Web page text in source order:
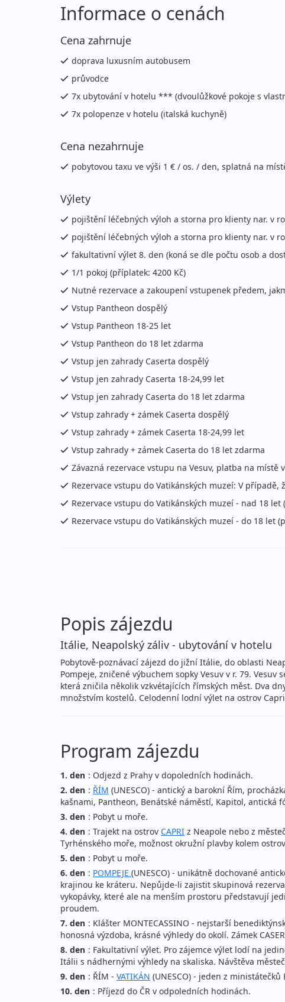
Informace o cenách
Cena zahrnuje
doprava luxusním autobusem
průvodce
7x ubytování v hotelu *** (dvoulůžkové pokoje s
7x polopenze v hotelu (italská kuchyně)
Cena nezahrnuje
pobytovou taxu ve výši 1 € / os. / den, splatná na
Výlety
pojištění léčebných výloh a storna pro klienty nar. v
pojištění léčebných výloh a storna pro klienty nar. v
fakultativní výlet 8. den (koná se dle počtu osob a
1/1 pokoj (příplatek: 4200 Kč)
Nutné rezervace a zakoupení vstupenek předem,
Vstup Pantheon dospělý
Vstup Pantheon 18-25 let
Vstup Pantheon do 18 let zdarma
Vstup jen zahrady Caserta dospělý
Vstup jen zahrady Caserta 18-24,99 let
Vstup jen zahrady Caserta do 18 let zdarma
Vstup zahrady + zámek Caserta dospělý
Vstup zahrady + zámek Caserta 18-24,99 let
Vstup zahrady + zámek Caserta do 18 let zdarma
Závazná rezervace vstupu na Vesuv, platba na místě
Rezervace vstupu do Vatikánských muzeí: V
Rezervace vstupu do Vatikánských muzeí - nad 18 let
Rezervace vstupu do Vatikánských muzeí - do 18 let
Popis zájezdu
Itálie, Neapolský záliv - ubytování v hotelu
Pobytově-poznávací zájezd do jižní Itálie, do oblasti
Pompeje, zničené výbuchem sopky Vesuv v r. 79.
která zničila několik vzkvétajících římských měst. Dva
množstvím kostelů. Celodenní lodní výlet na ostrov
Program zájezdu
1. den : Odjezd z Prahy v dopoledních hodinách.
2. den : ŘÍM (UNESCO) - antický a barokní Řím,
kašnami, Pantheon, Benátské náměstí, Kapitol, antická
3. den : Pobyt u moře.
4. den : Trajekt na ostrov CAPRI z Neapole nebo z
Tyrhénského moře, možnost okružní plavby kolem
5. den : Pobyt u moře.
6. den : POMPEJE (UNESCO) - unikátně dochované
krajinou ke kráteru. Nepůjde-li zajistit skupinová
vykopávky, které ale na menším prostoru představují
proudem.
7. den : Klášter MONTECASSINO - nejstarší
honosná výzdoba, krásné výhledy do okolí. Zámek
8. den : Fakultativní výlet. Pro zájemce výlet lodí na
Itálii s nádhernými výhledy na skaliska. Návštěva
9. den : ŘÍM - VATIKÁN (UNESCO) - jeden z
10. den : Příjezd do ČR v odpoledních hodinách.